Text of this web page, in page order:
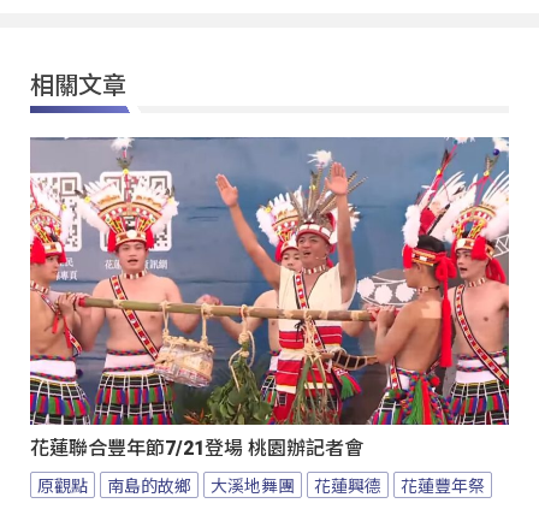
相關文章
花蓮聯合豐年節7/21登場 桃園辦記者會
原觀點 南島的故鄉 大溪地舞團 花蓮興德 花蓮豐年祭